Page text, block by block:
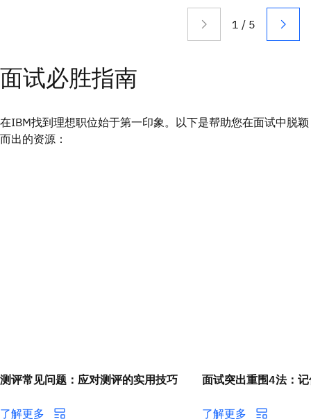
面试必胜指南
在IBM找到理想职位始于第一印象。以下是帮助您在面试中脱颖
而出的资源：
测评常见问题：应对测评的实用技巧
了解更多
面试突出重围4法：
了解更多